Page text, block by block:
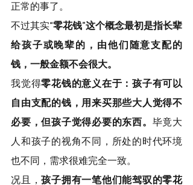
正常的事了。
不过其实“零花钱”这个概念最初是指长辈
给孩子或晚辈的，由他们随意支配的
钱，一般金额不会很大。
我觉得零花钱的意义在于：孩子有可以
自由支配的钱，用来买那些大人觉得不
必要，但孩子觉得必要的东西。 毕竟大
人和孩子的视角不同，所处的时代环境
也不同，需求很难完全一致。
况且，孩子拥有一笔他们能驾驭的零花